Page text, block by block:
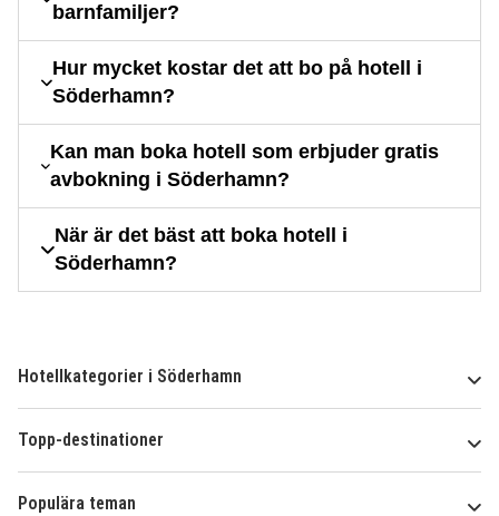
barnfamiljer?
Hur mycket kostar det att bo på hotell i
Söderhamn?
Kan man boka hotell som erbjuder gratis
avbokning i Söderhamn?
När är det bäst att boka hotell i
Söderhamn?
Hotellkategorier i Söderhamn
Topp-destinationer
Populära teman